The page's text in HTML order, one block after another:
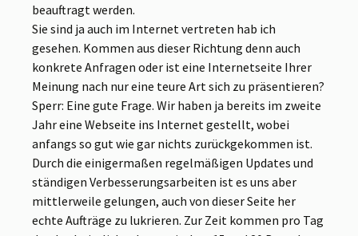
beauftragt werden.
Sie sind ja auch im Internet vertreten hab ich
gesehen. Kommen aus dieser Richtung denn auch
konkrete Anfragen oder ist eine Internetseite Ihrer
Meinung nach nur eine teure Art sich zu präsentieren?
Sperr: Eine gute Frage. Wir haben ja bereits im zweite
Jahr eine Webseite ins Internet gestellt, wobei
anfangs so gut wie gar nichts zurückgekommen ist.
Durch die einigermaßen regelmäßigen Updates und
ständigen Verbesserungsarbeiten ist es uns aber
mittlerweile gelungen, auch von dieser Seite her
echte Aufträge zu lukrieren. Zur Zeit kommen pro Tag